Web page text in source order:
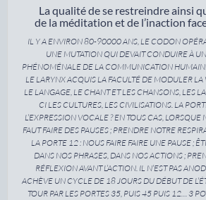
La qualité de se restreindre ainsi
de la méditation et de l’inaction
IL Y A ENVIRON 80-90000 ANS, LE CODON
UNE MUTATION QUI DEVAIT CONDUIRE À
PHÉNOMÉNALE DE LA COMMUNICATION
LE LARYNX ACQUIS LA FACULTÉ DE MODULER LA
LE LANGAGE, LE CHANT ET LES CHANSONS, LES
CI LES CULTURES, LES CIVILISATIONS. LA
L’EXPRESSION VOCALE ? EN TOUS CAS, LORSQUE
FAUT FAIRE DES PAUSES ; PRENDRE NOTRE
LA PORTE 12 : NOUS FAIRE FAIRE UNE PAUSE ;
DANS NOS PHRASES, DANS NOS ACTIONS ;
RÉFLEXION AVANT L’ACTION. IL N’EST PAS
ACHÈVE UN CYCLE DE 18 JOURS DU DÉBUT DE
TOUR PAR LES PORTES 35, PUIS 45 PUIS 12… 3